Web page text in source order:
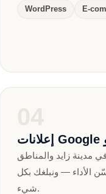
WordPress E-
مدينة زايد والمناطق
الأداء — ونبلغك بكل
شيء.